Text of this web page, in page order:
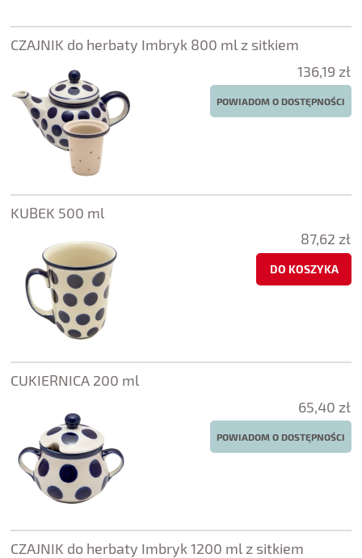
CZAJNIK do herbaty Imbryk 800 ml z sitkiem
136,19 zł
POWIADOM O DOSTĘPNOŚCI
KUBEK 500 ml
87,62 zł
DO KOSZYKA
CUKIERNICA 200 ml
65,40 zł
POWIADOM O DOSTĘPNOŚCI
CZAJNIK do herbaty Imbryk 1200 ml z sitkiem